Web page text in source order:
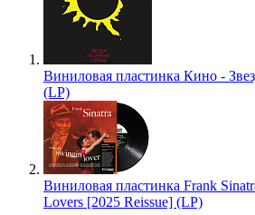
Виниловая пластинка Кино -
(LP)
Виниловая пластинка Frank
Lovers [2025 Reissue] (LP)